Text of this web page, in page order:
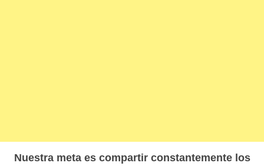
Nuestra meta es compartir constantemente los